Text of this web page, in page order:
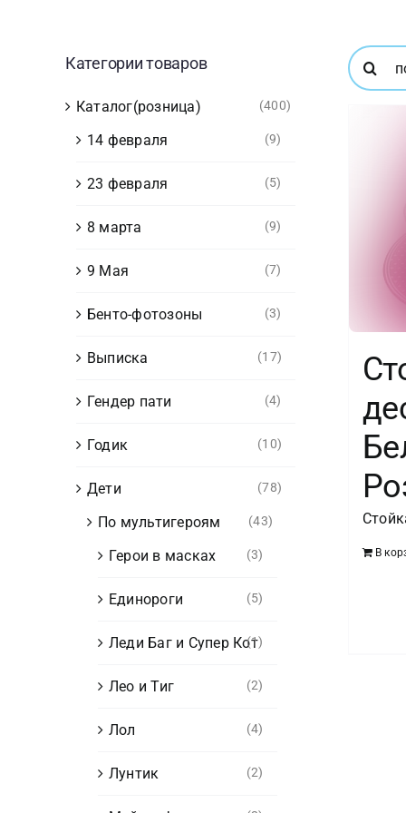
Категории товаров
Каталог(розница) (400)
14 февраля (9)
23 февраля (5)
8 марта (9)
9 Мая (7)
Бенто-фотозоны (3)
Выписка (17)
Гендер пати (4)
Годик (10)
Дети (78)
По мультигероям (43)
Герои в масках (3)
Единороги (5)
Леди Баг и Супер Кот
(1)
Лео и Тиг (2)
Лол (4)
Лунтик (2)
поиска:
В